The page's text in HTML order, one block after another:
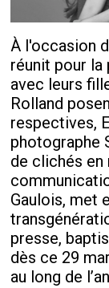
À l'occasion
réunit pour
avec leurs
Rolland
respectives,
photographe
de clichés en
Gaulois, met
presse,
dès ce 29
au long de